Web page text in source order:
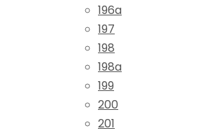
196a
197
198
198a
199
200
201